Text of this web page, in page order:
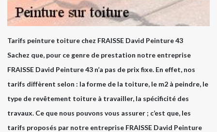
Tarifs peinture toiture chez FRAISSE David Peinture 43
Sachez que, pour ce genre de prestation notre entreprise
FRAISSE David Peinture 43 n’a pas de prix fixe. En effet, nos
tarifs diffèrent selon : la forme de la toiture, le m2 à peindre, le
type de revêtement toiture à travailler, la spécificité des
travaux. Ce que nous pouvons vous assurer ; c’est que, les
tarifs proposés par notre entreprise FRAISSE David Peinture